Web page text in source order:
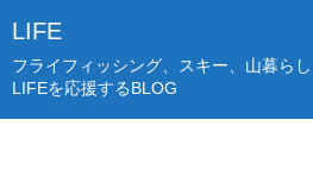
LIFE
フライフィッシング、スキー、山暮ら
LIFEを応援するBLOG